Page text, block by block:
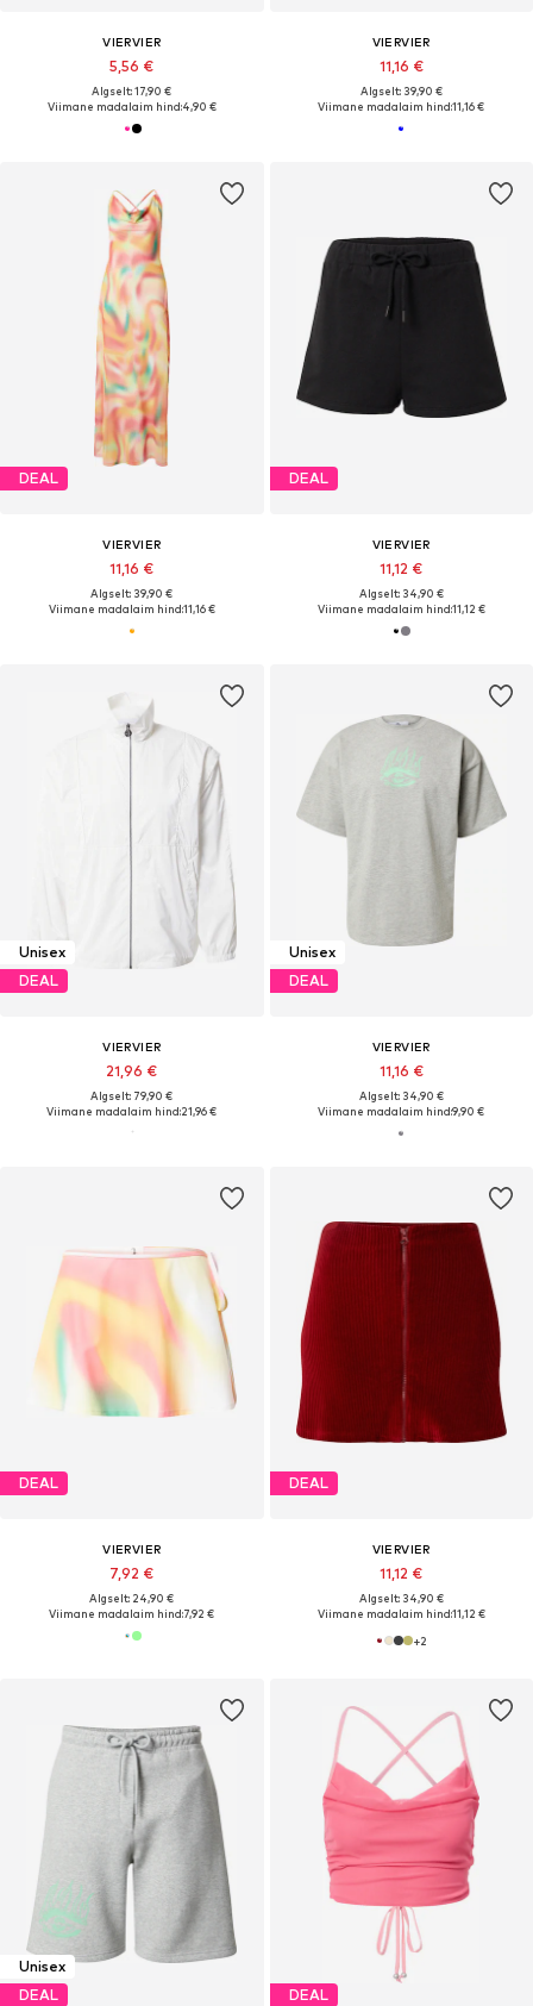
VIERVIER
5,56 €
Algselt: 17,90 €
Viimane madalaim hind:4,90 €
VIERVIER
11,16 €
Algselt: 39,90 €
Viimane madalaim hind:11,16 €
DEAL
VIERVIER
11,16 €
Algselt: 39,90 €
Viimane madalaim hind:11,16 €
DEAL
VIERVIER
11,12 €
Algselt: 34,90 €
Viimane madalaim hind:11,12 €
Unisex
DEAL
VIERVIER
21,96 €
Algselt: 79,90 €
Viimane madalaim hind:21,96 €
Unisex
DEAL
VIERVIER
11,16 €
Algselt: 34,90 €
Viimane madalaim hind:9,90 €
DEAL
VIERVIER
7,92 €
Algselt: 24,90 €
Viimane madalaim hind:7,92 €
DEAL
VIERVIER
11,12 €
Algselt: 34,90 €
Viimane madalaim hind:11,12 €
+2
Unisex
DEAL
DEAL